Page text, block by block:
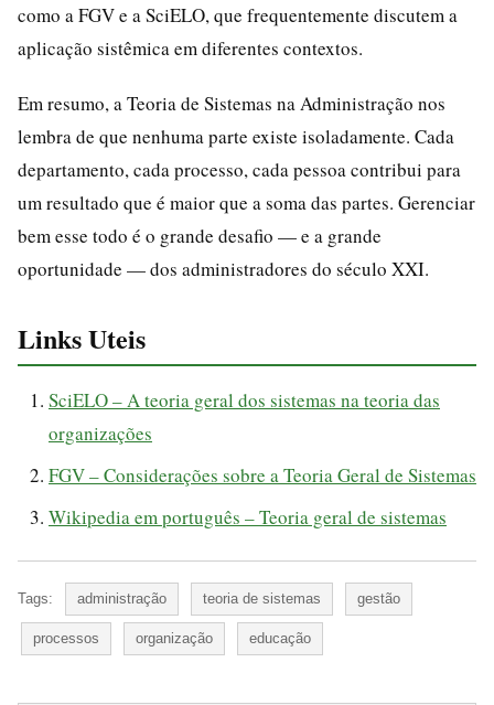
como a FGV e a SciELO, que frequentemente discutem a
aplicação sistêmica em diferentes contextos.
Em resumo, a Teoria de Sistemas na Administração nos
lembra de que nenhuma parte existe isoladamente. Cada
departamento, cada processo, cada pessoa contribui para
um resultado que é maior que a soma das partes. Gerenciar
bem esse todo é o grande desafio — e a grande
oportunidade — dos administradores do século XXI.
Links Uteis
SciELO – A teoria geral dos sistemas na teoria das
organizações
FGV – Considerações sobre a Teoria Geral de Sistemas
Wikipedia em português – Teoria geral de sistemas
Tags: administração teoria de sistemas gestão
processos organização educação